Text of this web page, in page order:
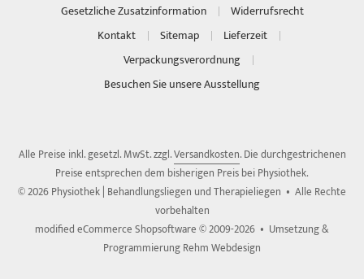
Gesetzliche Zusatzinformation
Widerrufsrecht
Kontakt
Sitemap
Lieferzeit
Verpackungsverordnung
Besuchen Sie unsere Ausstellung
Alle Preise inkl. gesetzl. MwSt. zzgl.Versandkosten. Die durchgestrichenen
Preise entsprechen dem bisherigen Preis bei Physiothek.
© 2026 Physiothek | Behandlungsliegen und Therapieliegen • Alle Rechte
vorbehalten
modified eCommerce Shopsoftware © 2009-2026 • Umsetzung &
Programmierung Rehm Webdesign